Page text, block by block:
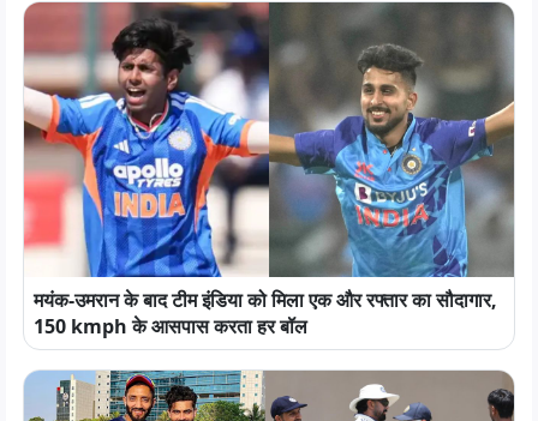
मयंक-उमरान के बाद टीम इंडिया को मिला एक और रफ्तार का सौदागार,
150 kmph के आसपास करता हर बॉल